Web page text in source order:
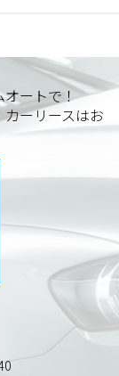
オートで！
ーリースはお